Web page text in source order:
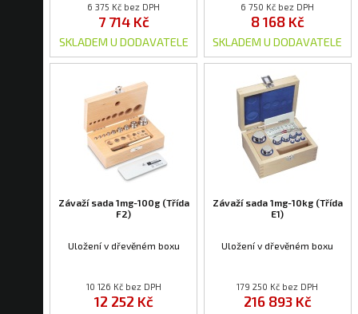
6 375 Kč bez DPH
7 714 Kč
SKLADEM U DODAVATELE
6 750 Kč bez DPH
8 168 Kč
SKLADEM U DODAVATELE
Závaží sada 1mg-100g (Třída
F2)
Uložení v dřevěném boxu
10 126 Kč bez DPH
12 252 Kč
Závaží sada 1mg-10kg (Třída
E1)
Uložení v dřevěném boxu
179 250 Kč bez DPH
216 893 Kč